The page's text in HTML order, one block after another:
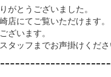
がとうございました。
店にてご覧いただけます。
ざいます。
タッフまでお声掛けくだ